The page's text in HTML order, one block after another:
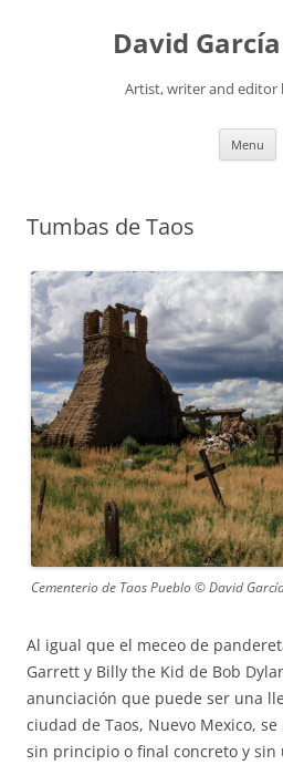
David
Artist, writer and editor
Menu
Tumbas de Taos
Cementerio de Taos Pueblo © David
Al igual que el meceo de
Garrett y Billy the Kid de Bob
anunciación que puede ser una
ciudad de Taos, Nuevo Mexico,
sin principio o final concreto y